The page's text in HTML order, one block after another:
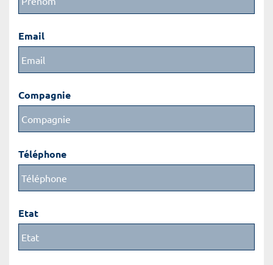
Email
Compagnie
Téléphone
Etat